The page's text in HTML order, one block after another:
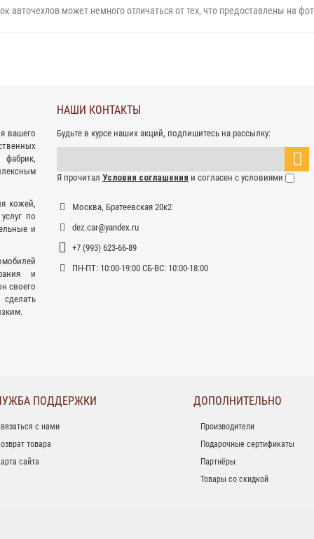
авточехлов может немного отличаться от тех, что предоставлены на
вашего
кожей,
по
и
и
своего
НАШИ КОНТАКТЫ
Будьте в курсе наших акций, подпишитесь на рассылку:
Я прочитал Условия соглашения и согласен с условиями
Москва, Братеевская 20к2
dez.car@yandex.ru
+7 (993) 623-66-89
ПН-ПТ: 10:00-19:00 СБ-ВС: 10:00-18:00
ПОДДЕРЖКИ
с нами
товара
сайта
ДОПОЛНИТЕЛЬНО
Производители
Подарочные сертификаты
Партнёры
Товары со скидкой